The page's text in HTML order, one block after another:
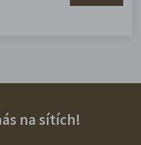
na sítích!